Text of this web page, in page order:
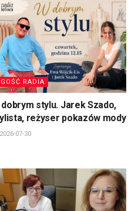
GOŚĆ RADIA
dobrym stylu. Jarek Szado,
reżyser pokazów mody
07-30